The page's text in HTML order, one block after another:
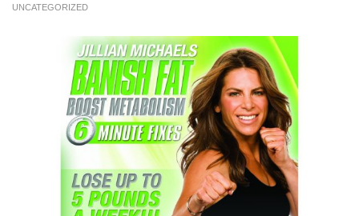
UNCATEGORIZED